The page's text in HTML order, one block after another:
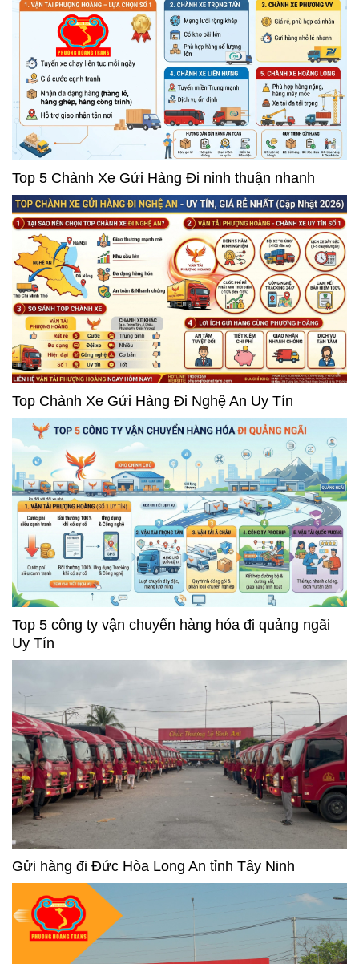
Top 5 Chành Xe Gửi Hàng Đi ninh thuận nhanh
Top Chành Xe Gửi Hàng Đi Nghệ An Uy Tín
Top 5 công ty vận chuyển hàng hóa đi quảng ngãi
Uy Tín
Gửi hàng đi Đức Hòa Long An tỉnh Tây Ninh